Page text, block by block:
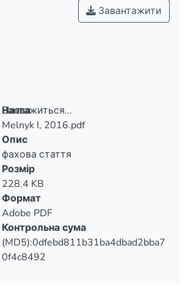
Вантажиться...
Вантажиться...
Завантажити
Назва
Melnyk I, 2016.pdf
Опис
фахова стаття
Розмір
228.4 KB
Формат
Adobe PDF
Контрольна сума
(MD5):0dfebd811b31ba4dbad2bba7
0f4c8492